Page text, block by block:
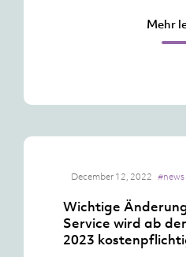
Mehr
December 12, 2022 #news
Wichtige
Service wird ab
2023